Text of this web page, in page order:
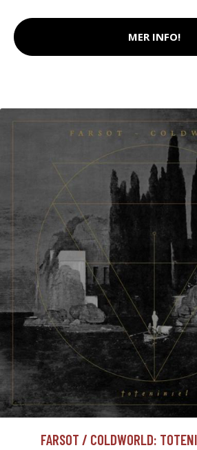
MER INFO!
FARSOT / COLDWORLD: